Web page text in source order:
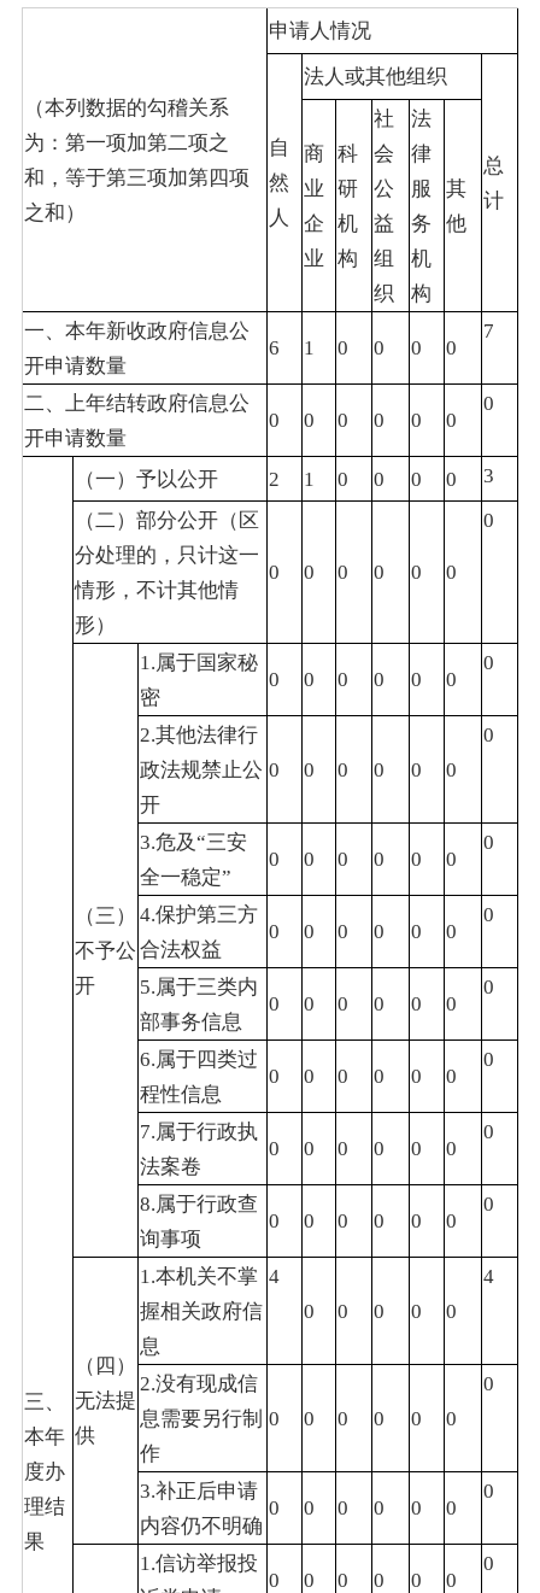
（本列数据的勾稽关系
为：第一项加第二项之
和，等于第三项加第四项
之和）
申请人情况
自
然
人
法人或其他组织
总
计
商
业
企
业
科
研
机
构
社
会
公
益
组
织
法
律
服
务
机
构
其
他
一、本年新收政府信息公
开申请数量
6 1 0 0 0 0
7
二、上年结转政府信息公
开申请数量
0 0 0 0 0 0
0
三、
本年
度办
理结
果
（一）予以公开 2 1 0 0 0 0
3
（二）部分公开（区
分处理的，只计这一
情形，不计其他情
形）
0 0 0 0 0 0
0
（三）
不予公
开
1.属于国家秘
密
0 0 0 0 0 0
0
2.其他法律行
政法规禁止公
开
0 0 0 0 0 0
0
3.危及“三安
全一稳定”
0 0 0 0 0 0
0
4.保护第三方
合法权益
0 0 0 0 0 0
0
5.属于三类内
部事务信息
0 0 0 0 0 0
0
6.属于四类过
程性信息
0 0 0 0 0 0
0
7.属于行政执
法案卷
0 0 0 0 0 0
0
8.属于行政查
询事项
0 0 0 0 0 0
0
（四）
无法提
供
1.本机关不掌
握相关政府信
息
4
0
0 0 0 0
4
2.没有现成信
息需要另行制
作
0 0 0 0 0 0
0
3.补正后申请
内容仍不明确
0 0 0 0 0 0
0
1.信访举报投
0 0 0 0 0 0
0